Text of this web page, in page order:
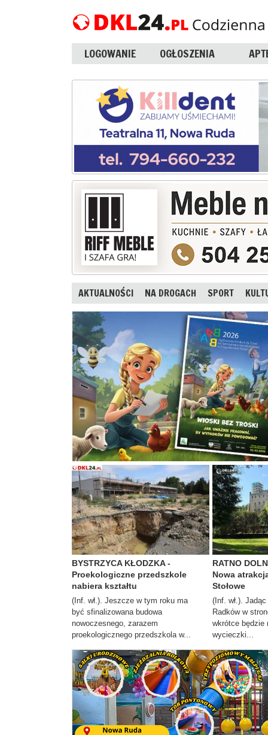
LOGOWANIE OGŁOSZENIA
AKTUALNOŚCI NA DROGACH SPORT
BYSTRZYCA KŁODZKA -
Proekologiczne przedszkole
nabiera kształtu
(Inf. wł.). Jeszcze w tym roku ma
być sfinalizowana budowa
nowoczesnego, zarazem
proekologicznego przedszkola w...
RATNO
Nowa
Stołowe
(Inf. wł.).
Radków w
wkrótce będzie
wycieczki...